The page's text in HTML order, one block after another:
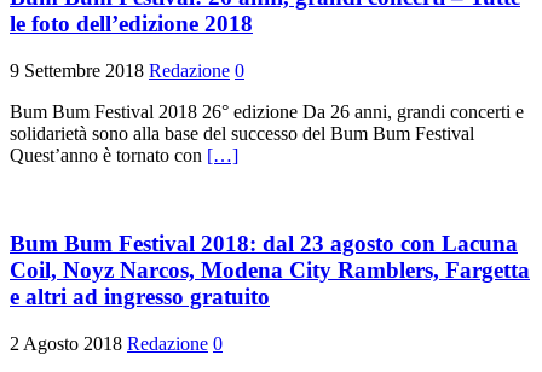
le foto dell’edizione 2018
9 Settembre 2018 Redazione 0
Bum Bum Festival 2018 26° edizione Da 26 anni, grandi concerti e
solidarietà sono alla base del successo del Bum Bum Festival
Quest’anno è tornato con […]
Bum Bum Festival 2018: dal 23 agosto con Lacuna
Coil, Noyz Narcos, Modena City Ramblers, Fargetta
e altri ad ingresso gratuito
2 Agosto 2018 Redazione 0